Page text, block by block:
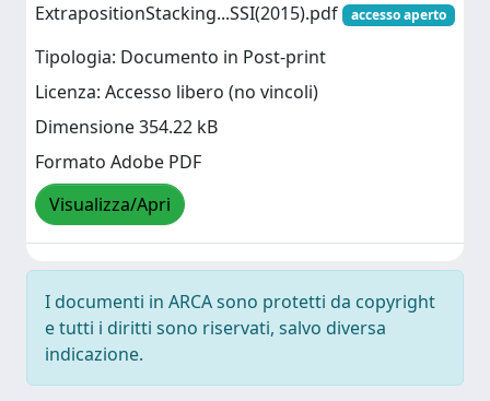
ExtrapositionStacking...SSI(2015).pdf
accesso aperto
Tipologia: Documento in Post-print
Licenza: Accesso libero (no vincoli)
Dimensione 354.22 kB
Formato Adobe PDF
Visualizza/Apri
I documenti in ARCA sono protetti da copyright
e tutti i diritti sono riservati, salvo diversa
indicazione.